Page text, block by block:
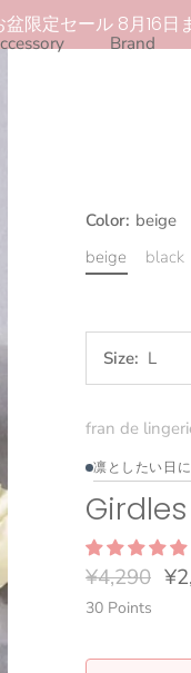
ール 8月16日まで
Brand
Color: beige
beige
black
Size L
fran de
凛としたい日に
¥4,290
30 Points